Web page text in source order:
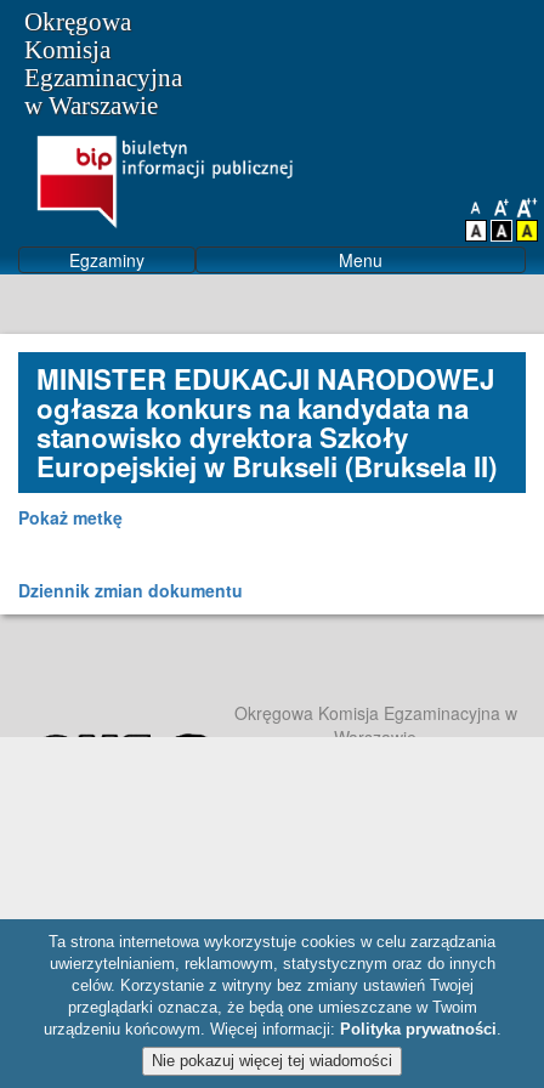
Okręgowa
Komisja
Egzaminacyjna
w Warszawie
Egzaminy Menu
MINISTER EDUKACJI NARODOWEJ
ogłasza konkurs na kandydata na
stanowisko dyrektora Szkoły
Europejskiej w Brukseli (Bruksela II)
Pokaż metkę
Dziennik zmian dokumentu
Okręgowa Komisja Egzaminacyjna w
Warszawie
Ta strona internetowa wykorzystuje cookies w celu zarządzania
uwierzytelnianiem, reklamowym, statystycznym oraz do innych
celów. Korzystanie z witryny bez zmiany ustawień Twojej
przeglądarki oznacza, że będą one umieszczane w Twoim
urządzeniu końcowym. Więcej informacji: Polityka prywatności.